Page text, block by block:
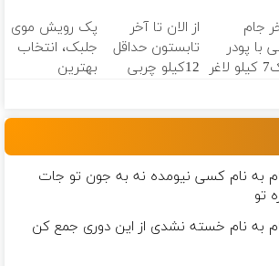
امشب)
جام
با پودر
جلبک7 کیلو لاغر
از الان تا آخر
تابستون حداقل
12کیلو چربی
پک رویش موی
جلبک، انتخاب
بهترین
به نام کسی نیومده نه به جون تو جات
تو
به نام خسته نشدی از این دوری جمع کن